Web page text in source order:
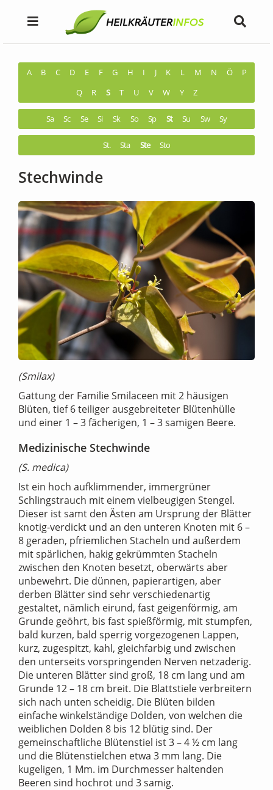
A B C D E F G H I J K L M N Ö
P
Q
R S T U V W Y Z
Sa Sc Se Si Sk So Sp St Su Sw Sy
St. Sta Ste Sto
Stechwinde
(Smilax)
Gattung der Familie Smilaceen mit 2 häusigen
Blüten, tief 6 teiliger ausgebreiteter Blütenhülle
und einer 1 – 3 fächerigen, 1 – 3 samigen Beere.
Medizinische Stechwinde
(S. medica)
Ist ein hoch aufklimmender, immergrüner
Schlingstrauch mit einem vielbeugigen Stengel.
Dieser ist samt den Ästen am Ursprung der Blätter
knotig-verdickt und an den unteren Knoten mit 6 –
8 geraden, pfriemlichen Stacheln und außerdem
mit spärlichen, hakig gekrümmten Stacheln
zwischen den Knoten besetzt, oberwärts aber
unbewehrt. Die dünnen, papierartigen, aber
derben Blätter sind sehr verschiedenartig
gestaltet, nämlich eirund, fast geigenförmig, am
Grunde geöhrt, bis fast spießförmig, mit stumpfen,
bald kurzen, bald sperrig vorgezogenen Lappen,
kurz, zugespitzt, kahl, gleichfarbig und zwischen
den unterseits vorspringenden Nerven netzaderig.
Die unteren Blätter sind groß, 18 cm lang und am
Grunde 12 – 18 cm breit. Die Blattstiele verbreitern
sich nach unten scheidig. Die Blüten bilden
einfache winkelständige Dolden, von welchen die
weiblichen Dolden 8 bis 12 blütig sind. Der
gemeinschaftliche Blütenstiel ist 3 – 4 ½ cm lang
und die Blütenstielchen etwa 3 mm lang. Die
kugeligen, 1 Mm. im Durchmesser haltenden
Beeren sind hochrot und 3 samig.